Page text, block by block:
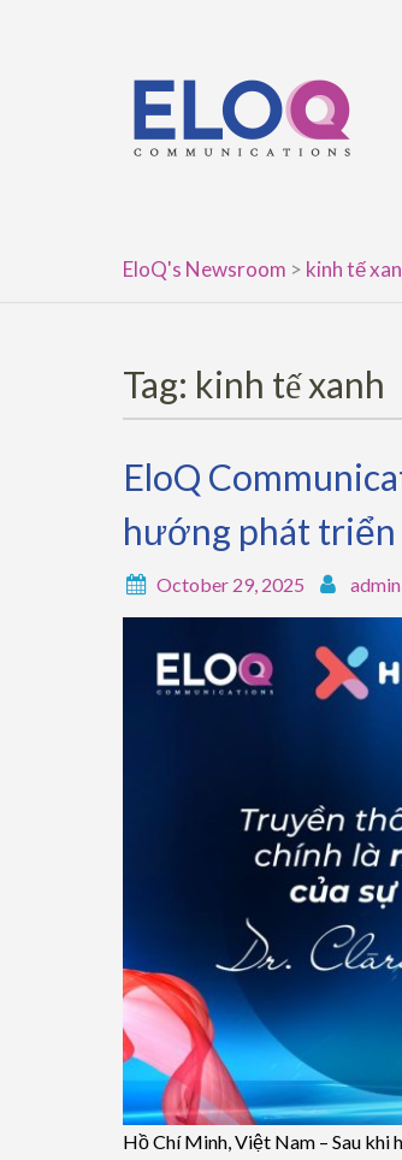
EloQ's Newsroom > kinh tế
Tag: kinh tế xanh
EloQ
hướng phát
October 29, 2025 admin
Hồ Chí Minh, Việt Nam – Sau